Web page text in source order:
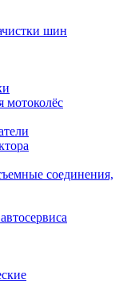
шин
мотоколёс
соединения,